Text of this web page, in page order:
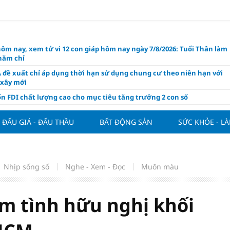
nay, xem tử vi 12 con giáp hôm nay ngày 7/8/2026: Tuổi Thân làm
chỉ
đề xuất chỉ áp dụng thời hạn sử dụng chung cư theo niên hạn với
mới
FDI chất lượng cao cho mục tiêu tăng trưởng 2 con số
nào để Việt Nam hiện thực hóa mục tiêu tăng trưởng 10%?
cứu tính tiền gửi Kho bạc vào nguồn vốn huy động của ngân hàng
hôm nay 6/8: "Nhảy vọt" sau một đêm
của Hoàng Hên
đưa kim cương vào ngành nghề kinh doanh có điều kiện như vàng
ĐẤU GIÁ - ĐẤU THẦU BẤT ĐỘNG SẢN SỨC KHỎE -
Nhịp sống số Nghe - Xem - Đọc Muôn màu
tình hữu nghị khối